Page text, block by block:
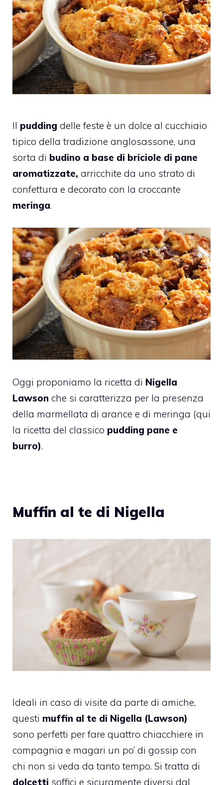
Il pudding delle feste è un dolce al cucchiaio
tipico della tradizione anglosassone, una
sorta di budino a base di briciole di pane
aromatizzate, arricchite da uno strato di
confettura e decorato con la croccante
meringa.
Oggi proponiamo la ricetta di Nigella
Lawson che si caratterizza per la presenza
della marmellata di arance e di meringa (qui
la ricetta del classico pudding pane e
burro).
Muffin al te di Nigella
Ideali in caso di visite da parte di amiche,
questi muffin al te di Nigella (Lawson)
sono perfetti per fare quattro chiacchiere in
compagnia e magari un po’ di gossip con
chi non si veda da tanto tempo. Si tratta di
dolcetti soffici e sicuramente diversi dal